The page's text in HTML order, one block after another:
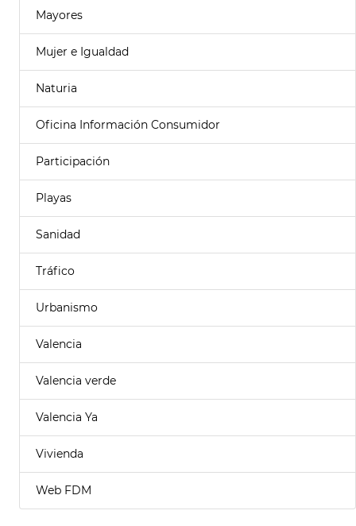
Mayores
Mujer e Igualdad
Naturia
Oficina Información Consumidor
Participación
Playas
Sanidad
Tráfico
Urbanismo
Valencia
Valencia verde
Valencia Ya
Vivienda
Web FDM